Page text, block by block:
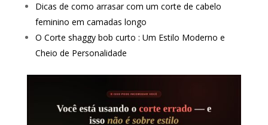
Dicas de como arrasar com um corte de cabelo
feminino em camadas longo
O Corte shaggy bob curto : Um Estilo Moderno e
Cheio de Personalidade